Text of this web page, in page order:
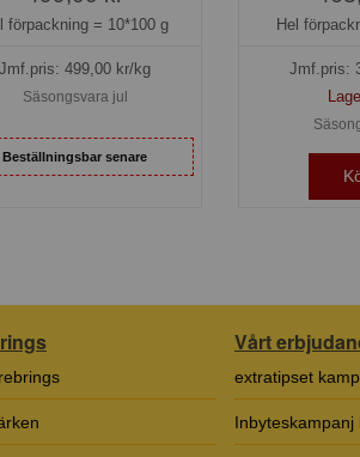
förpackning = 10*100 g
Jmf.pris:499,00 kr/kg
Säsongsvara jul
Beställningsbar senare
Hel
Jmf.pris:
Vårt
extratipset
Inbyteskampanj